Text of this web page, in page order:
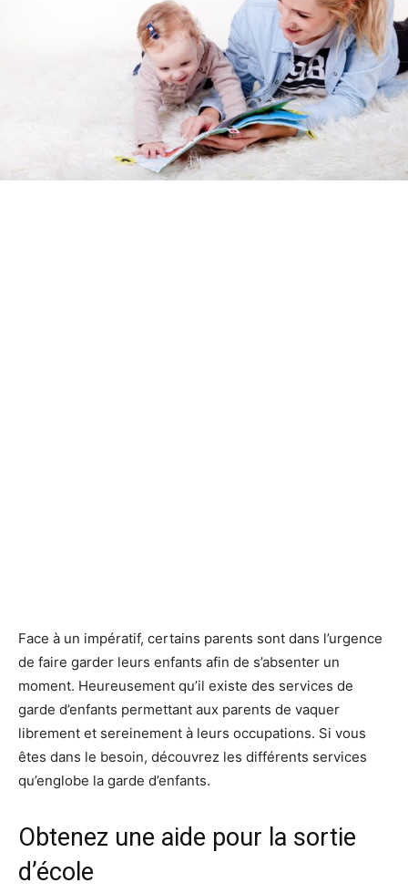
Face à un impératif, certains parents sont dans l’urgence
de faire garder leurs enfants afin de s’absenter un
moment. Heureusement qu’il existe des services de
garde d’enfants permettant aux parents de vaquer
librement et sereinement à leurs occupations. Si vous
êtes dans le besoin, découvrez les différents services
qu’englobe la garde d’enfants.
Obtenez une aide pour la sortie
d’école​